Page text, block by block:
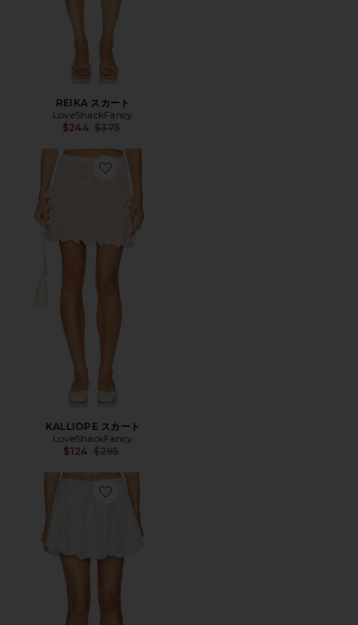
REIKA スカート
LoveShackFancy
$244 Previous price:
$375
Favorite KALLIOPE スカート
KALLIOPE スカート
LoveShackFancy
$124 Previous price:
$295
Favorite GEORGEANNE スカート